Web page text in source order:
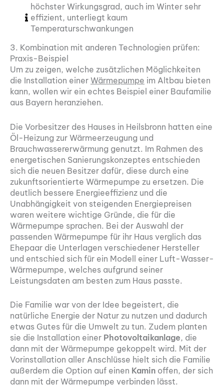
höchster Wirkungsgrad, auch im Winter sehr
effizient, unterliegt kaum
Temperaturschwankungen
3. Kombination mit anderen Technologien prüfen:
Praxis-Beispiel
Um zu zeigen, welche zusätzlichen Möglichkeiten
die Installation einer Wärmepumpe im Altbau bieten
kann, wollen wir ein echtes Beispiel einer Baufamilie
aus Bayern heranziehen.
Die Vorbesitzer des Hauses in Heilsbronn hatten eine
Öl-Heizung zur Wärmeerzeugung und
Brauchwassererwärmung genutzt. Im Rahmen des
energetischen Sanierungskonzeptes entschieden
sich die neuen Besitzer dafür, diese durch eine
zukunftsorientierte Wärmepumpe zu ersetzen. Die
deutlich bessere Energieeffizienz und die
Unabhängigkeit von steigenden Energiepreisen
waren weitere wichtige Gründe, die für die
Wärmepumpe sprachen. Bei der Auswahl der
passenden Wärmepumpe für ihr Haus verglich das
Ehepaar die Unterlagen verschiedener Hersteller
und entschied sich für ein Modell einer Luft-Wasser-
Wärmepumpe, welches aufgrund seiner
Leistungsdaten am besten zum Haus passte.
Die Familie war von der Idee begeistert, die
natürliche Energie der Natur zu nutzen und dadurch
etwas Gutes für die Umwelt zu tun. Zudem planten
sie die Installation einer Photovoltaikanlage, die
dann mit der Wärmepumpe gekoppelt wird. Mit der
Vorinstallation aller Anschlüsse hielt sich die Familie
außerdem die Option auf einen Kamin offen, der sich
dann mit der Wärmepumpe verbinden lässt.